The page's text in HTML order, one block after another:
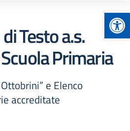
Testo a.s.
Primaria
e Elenco
accreditate